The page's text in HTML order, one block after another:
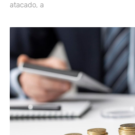
atacado, a